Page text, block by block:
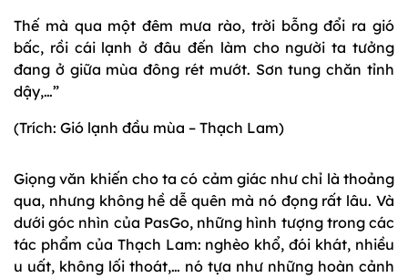
Thế mà qua một đêm mưa rào, trời bỗng đổi ra gió
bấc, rồi cái lạnh ở đâu đến làm cho người ta tưởng
đang ở giữa mùa đông rét mướt. Sơn tung chăn tỉnh
dậy,…”
(Trích: Gió lạnh đầu mùa – Thạch Lam)
Giọng văn khiến cho ta có cảm giác như chỉ là thoảng
qua, nhưng không hề dễ quên mà nó đọng rất lâu. Và
dưới góc nhìn của PasGo, những hình tượng trong các
tác phẩm của Thạch Lam: nghèo khổ, đói khát, nhiều
u uất, không lối thoát,… nó tựa như những hoàn cảnh